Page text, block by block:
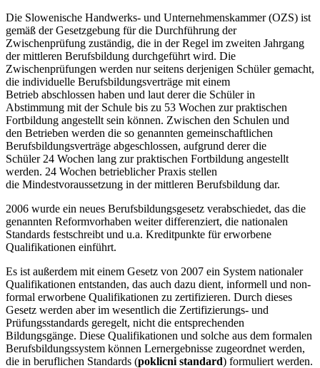
Die Slowenische Handwerks- und Unternehmenskammer (OZS) ist
gemäß der Gesetzgebung für die Durchführung der
Zwischenprüfung zuständig, die in der Regel im zweiten Jahrgang
der mittleren Berufsbildung durchgeführt wird. Die
Zwischenprüfungen werden nur seitens derjenigen Schüler gemacht,
die individuelle Berufsbildungsverträge mit einem
Betrieb abschlossen haben und laut derer die Schüler in
Abstimmung mit der Schule bis zu 53 Wochen zur praktischen
Fortbildung angestellt sein können. Zwischen den Schulen und
den Betrieben werden die so genannten gemeinschaftlichen
Berufsbildungsverträge abgeschlossen, aufgrund derer die
Schüler 24 Wochen lang zur praktischen Fortbildung angestellt
werden. 24 Wochen betrieblicher Praxis stellen
die Mindestvoraussetzung in der mittleren Berufsbildung dar.
2006 wurde ein neues Berufsbildungsgesetz verabschiedet, das die
genannten Reformvorhaben weiter differenziert, die nationalen
Standards festschreibt und u.a. Kreditpunkte für erworbene
Qualifikationen einführt.
Es ist außerdem mit einem Gesetz von 2007 ein System nationaler
Qualifikationen entstanden, das auch dazu dient, informell und non-
formal erworbene Qualifikationen zu zertifizieren. Durch dieses
Gesetz werden aber im wesentlich die Zertifizierungs- und
Prüfungsstandards geregelt, nicht die entsprechenden
Bildungsgänge. Diese Qualifikationen und solche aus dem formalen
Berufsbildungssystem können Lernergebnisse zugeordnet werden,
die in beruflichen Standards (poklicni standard) formuliert werden.